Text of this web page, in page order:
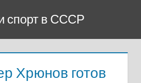
спорт в СССР
Хрюнов готов